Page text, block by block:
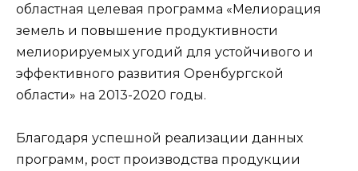
областная целевая программа «Мелиорация
земель и повышение продуктивности
мелиорируемых угодий для устойчивого и
эффективного развития Оренбургской
области» на 2013-2020 годы.
Благодаря успешной реализации данных
программ, рост производства продукции